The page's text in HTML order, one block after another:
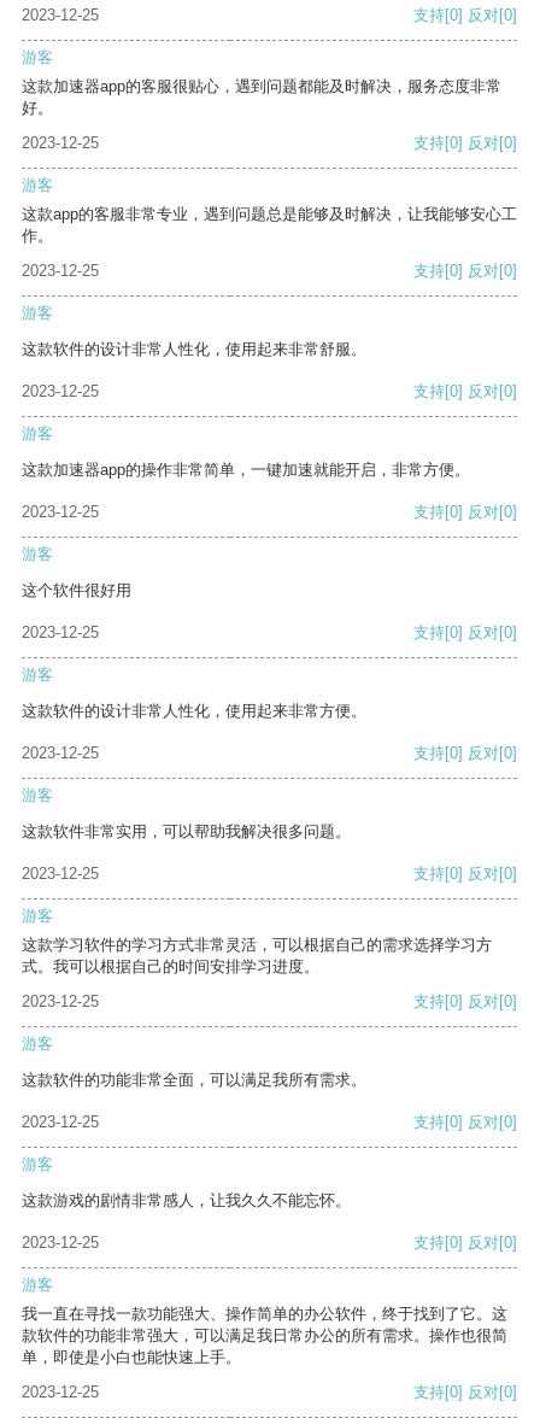
2023-12-25 支持[0] 反对[0]
游客
这款加速器app的客服很贴心，遇到问题都能及时解决，服务态度非常
好。
2023-12-25
支持[0] 反对[0]
游客
这款app的客服非常专业，遇到问题总是能够及时解决，让我能够安心工
作。
2023-12-25
支持[0] 反对[0]
游客
这款软件的设计非常人性化，使用起来非常舒服。
2023-12-25 支持[0] 反对[0]
游客
这款加速器app的操作非常简单，一键加速就能开启，非常方便。
2023-12-25 支持[0] 反对[0]
游客
这个软件很好用
2023-12-25 支持[0] 反对[0]
游客
这款软件的设计非常人性化，使用起来非常方便。
2023-12-25 支持[0] 反对[0]
游客
这款软件非常实用，可以帮助我解决很多问题。
2023-12-25 支持[0] 反对[0]
游客
这款学习软件的学习方式非常灵活，可以根据自己的需求选择学习方
式。我可以根据自己的时间安排学习进度。
2023-12-25
支持[0] 反对[0]
游客
这款软件的功能非常全面，可以满足我所有需求。
2023-12-25 支持[0] 反对[0]
游客
这款游戏的剧情非常感人，让我久久不能忘怀。
2023-12-25 支持[0] 反对[0]
游客
我一直在寻找一款功能强大、操作简单的办公软件，终于找到了它。这
款软件的功能非常强大，可以满足我日常办公的所有需求。操作也很简
单，即使是小白也能快速上手。
2023-12-25
支持[0] 反对[0]